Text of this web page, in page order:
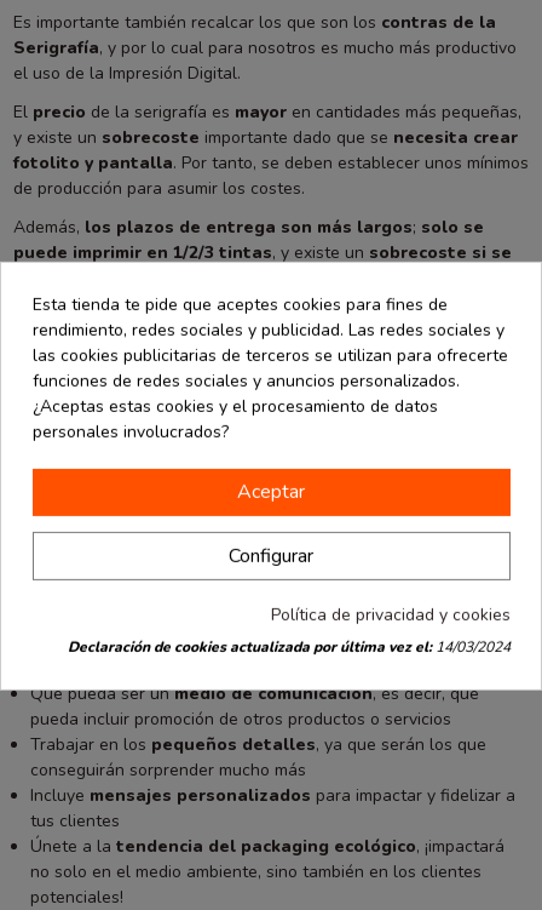
Es importante también recalcar los que son los contras de la
Serigrafía, y por lo cual para nosotros es mucho más productivo
el uso de la Impresión Digital.
El precio de la serigrafía es mayoren cantidades más pequeñas,
y existe un sobrecoste importante dado que se necesita crear
fotolito y pantalla. Por tanto, se deben establecer unos mínimos
de producción para asumir los costes.
Además, los plazos de entrega son más largos; solo se
puede imprimir en 1/2/3 tintas, y existe un sobrecoste si se
habiendo un coste extra si se desea añadir un diseño más.
Mencionamos también queno se pueden imprimir muestrasy
el impacto en el medio ambiente es mayor, porque se crean
más plásticos, planchas y basura.
7 consejos para desarrollar un packaging perfecto
que este se convierta en una herramienta de marketing eficiente.
Si quieres contratarnos para diseñar y elaborar el packaging para
tu empresa, te contamos a continuación algunos detalles que
tenemos en cuenta para su desarrollo, con el objetivo que sea
perfecto para ti:
y pensado para la cabida de tus artículos
Por supuesto, ¡que transmita losvalores de tu marca!
Que pueda ser unmedio de comunicación, es decir, que
pueda incluir promoción de otros productos o servicios
Trabajar en los pequeños detalles, ya que serán los que
conseguirán sorprender mucho más
Incluye mensajes personalizados para impactar y fidelizar a
tus clientes
Únete a la tendencia del packaging ecológico, ¡impactará
no solo en el medio ambiente, sino también en los clientes
potenciales!
Esta tienda te pide que aceptes cookies para fines de
rendimiento, redes sociales y publicidad. Las redes sociales y
las cookies publicitarias de terceros se utilizan para ofrecerte
funciones de redes sociales y anuncios personalizados.
¿Aceptas estas cookies y el procesamiento de datos
personales involucrados?
Aceptar
Configurar
Política de privacidad y cookies
Declaración de cookies actualizada por última vez el:14/03/2024